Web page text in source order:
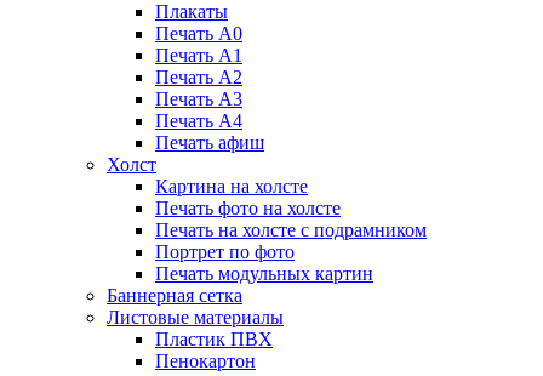
Плакаты
Печать А0
Печать А1
Печать А2
Печать А3
Печать А4
Печать афиш
Холст
Картина на холсте
Печать фото на холсте
Печать на холсте с подрамником
Портрет по фото
Печать модульных картин
Баннерная сетка
Листовые материалы
Пластик ПВХ
Пенокартон